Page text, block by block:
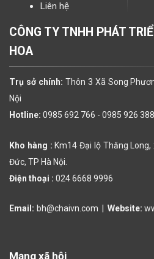
Liên hệ
CÔNG TY TNHH PHÁT
HOA
Trụ sở chính: Thôn 3 Xã Song
Nội
Hotline: 0985 692 766 - 0985 926 388
Kho hàng : Km14 Đại lộ Thăng Long,
Đức, TP Hà Nội.
Điện thoại : 024 6668 9996
Email: bh@chaivn.com Website:
Mạng xã hội